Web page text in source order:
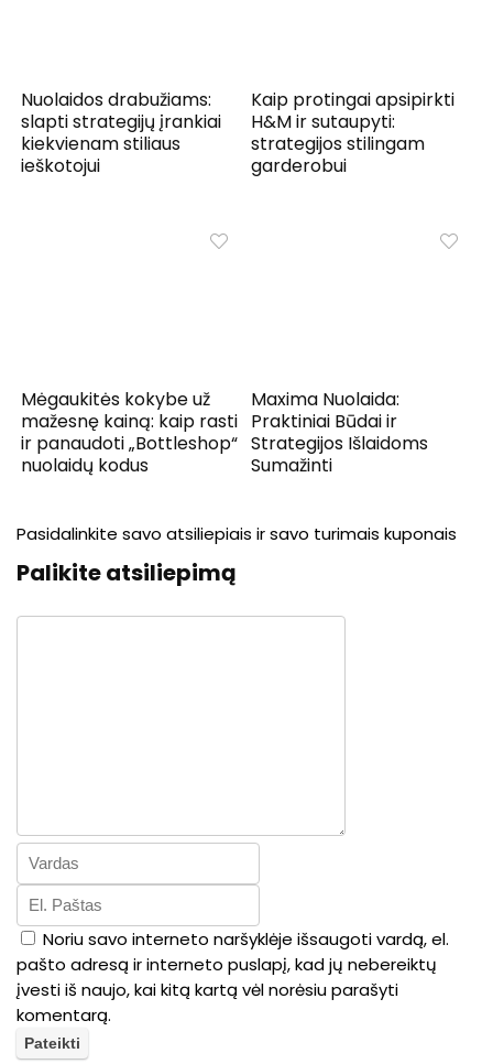
Nuolaidos drabužiams:
slapti strategijų įrankiai
kiekvienam stiliaus
ieškotojui
Kaip protingai apsipirkti
H&M ir sutaupyti:
strategijos stilingam
garderobui
Mėgaukitės kokybe už
mažesnę kainą: kaip rasti
ir panaudoti „Bottleshop“
nuolaidų kodus
Maxima Nuolaida:
Praktiniai Būdai ir
Strategijos Išlaidoms
Sumažinti
Pasidalinkite savo atsiliepiais ir savo turimais kuponais
Palikite atsiliepimą
Noriu savo interneto naršyklėje išsaugoti vardą, el.
pašto adresą ir interneto puslapį, kad jų nebereiktų
įvesti iš naujo, kai kitą kartą vėl norėsiu parašyti
komentarą.